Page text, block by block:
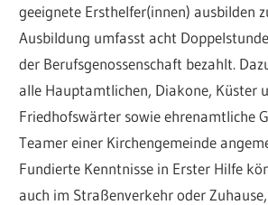
geeignete Ersthelfer(innen) ausbilden
Ausbildung umfasst acht
der Berufsgenossenschaft bezahlt.
alle Hauptamtlichen, Diakone, Küster
Friedhofswärter sowie ehrenamtliche
Teamer einer Kirchengemeinde
Fundierte Kenntnisse in Erster Hilfe
auch im Straßenverkehr oder